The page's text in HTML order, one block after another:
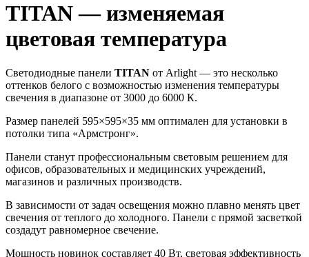
TITAN — изменяемая
цветовая температура
Светодиодные панели TITAN от Arlight — это несколько
оттенков белого с возможностью изменения температуры
свечения в диапазоне от 3000 до 6000 К.
Размер панелей 595×595×35 мм оптимален для установки в
потолки типа «Армстронг».
Панели станут профессиональным световым решением для
офисов, образовательных и медицинских учреждений,
магазинов и различных производств.
В зависимости от задач освещения можно плавно менять цвет
свечения от теплого до холодного. Панели с прямой засветкой
создадут равномерное свечение.
Мощность новинок составляет 40 Вт, световая эффективность